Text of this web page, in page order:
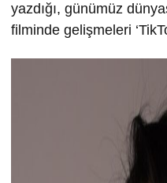
yazdığı, günümüz
filminde gelişmeleri